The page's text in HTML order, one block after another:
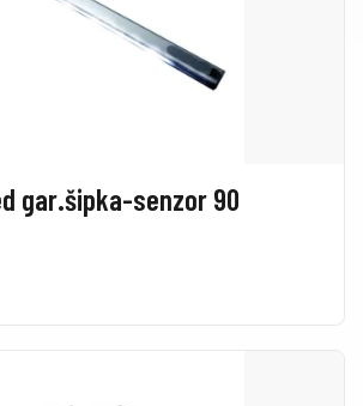
UP led gar.šipka-senzor 90